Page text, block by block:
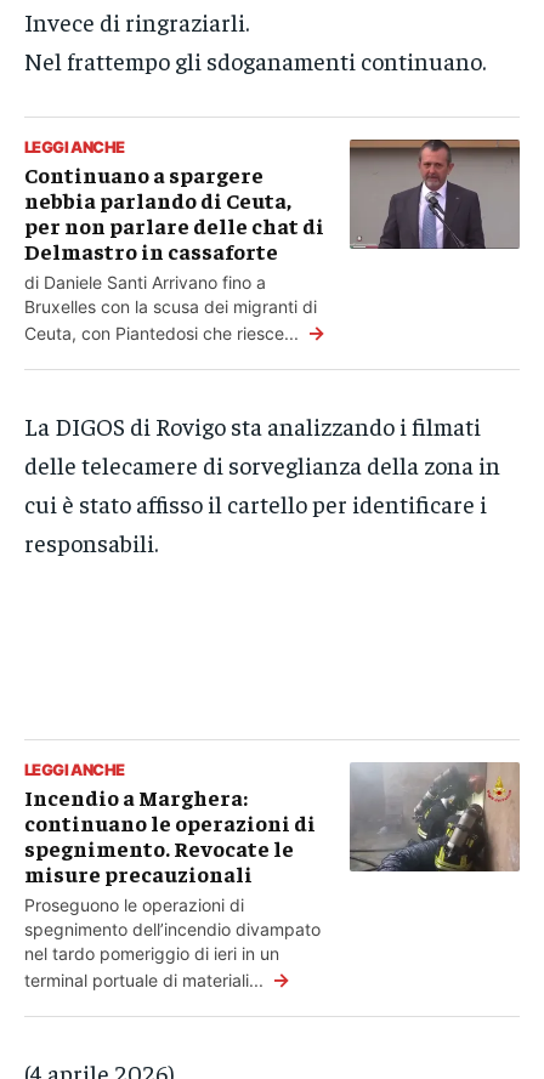
Invece di ringraziarli.
Nel frattempo gli sdoganamenti continuano.
LEGGI ANCHE
Continuano a spargere
nebbia parlando di Ceuta,
per non parlare delle chat di
Delmastro in cassaforte
di Daniele Santi Arrivano fino a
Bruxelles con la scusa dei migranti di
Ceuta, con Piantedosi che riesce... →
La DIGOS di Rovigo sta analizzando i filmati
delle telecamere di sorveglianza della zona in
cui è stato affisso il cartello per identificare i
responsabili.
LEGGI ANCHE
Incendio a Marghera:
continuano le operazioni di
spegnimento. Revocate le
misure precauzionali
Proseguono le operazioni di
spegnimento dell’incendio divampato
nel tardo pomeriggio di ieri in un
terminal portuale di materiali... →
(4 aprile 2026)